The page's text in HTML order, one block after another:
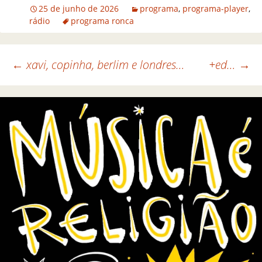
25 de junho de 2026 programa, programa-player,
rádio
programa ronca
Navegação de posts
← xavi, copinha, berlim e londres… +ed… →